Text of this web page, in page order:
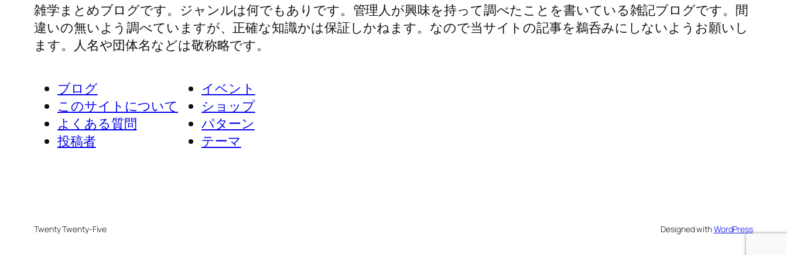
雑学まとめブログです。ジャンルは何でもありです。管理人が興味を持って調べたことを書いている雑記ブログです。間
違いの無いよう調べていますが、正確な知識かは保証しかねます。なので当サイトの記事を鵜呑みにしないようお願いし
ます。人名や団体名などは敬称略です。
ブログ
このサイトについて
よくある質問
投稿者
イベント
ショップ
パターン
テーマ
Twenty Twenty-Five Designed withWordPress